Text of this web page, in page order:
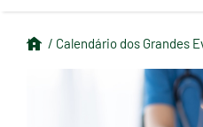
/ Calendário dos Grandes